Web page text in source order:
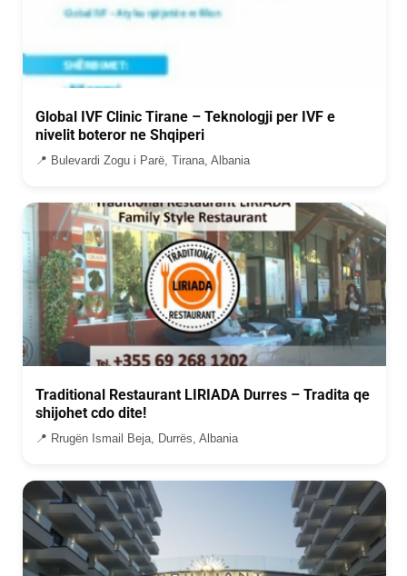
Global IVF Clinic Tirane – Teknologji per IVF e
nivelit boteror ne Shqiperi
📍 Bulevardi Zogu i Parë, Tirana, Albania
Traditional Restaurant LIRIADA Durres – Tradita qe
shijohet cdo dite!
📍 Rrugën Ismail Beja, Durrës, Albania